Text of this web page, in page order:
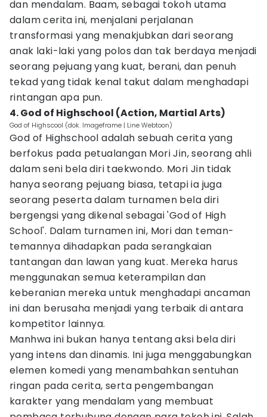
dan mendalam. Baam, sebagai tokoh utama
dalam cerita ini, menjalani perjalanan
transformasi yang menakjubkan dari seorang
anak laki-laki yang polos dan tak berdaya menjadi
seorang pejuang yang kuat, berani, dan penuh
tekad yang tidak kenal takut dalam menghadapi
rintangan apa pun.
4. God of Highschool (Action, Martial Arts)
God of Highscool (dok. Imageframe | Line Webtoon)
God of Highschool adalah sebuah cerita yang
berfokus pada petualangan Mori Jin, seorang ahli
dalam seni bela diri taekwondo. Mori Jin tidak
hanya seorang pejuang biasa, tetapi ia juga
seorang peserta dalam turnamen bela diri
bergengsi yang dikenal sebagai 'God of High
School'. Dalam turnamen ini, Mori dan teman-
temannya dihadapkan pada serangkaian
tantangan dan lawan yang kuat. Mereka harus
menggunakan semua keterampilan dan
keberanian mereka untuk menghadapi ancaman
ini dan berusaha menjadi yang terbaik di antara
kompetitor lainnya.
Manhwa ini bukan hanya tentang aksi bela diri
yang intens dan dinamis. Ini juga menggabungkan
elemen komedi yang menambahkan sentuhan
ringan pada cerita, serta pengembangan
karakter yang mendalam yang membuat